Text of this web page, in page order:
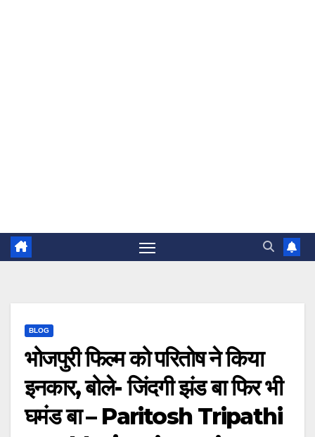
BLOG
भोजपुरी फिल्म को परितोष ने किया
इनकार, बोले- जिंदगी झंड बा फिर भी
घमंड बा – Paritosh Tripathi